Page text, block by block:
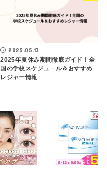
2025.05.13
2025年夏休み期間徹底ガイド！全
国の学校スケジュール＆おすすめ
レジャー情報